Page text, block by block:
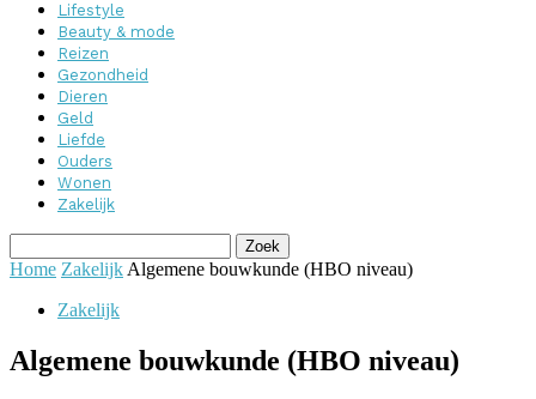
Lifestyle
Beauty & mode
Reizen
Gezondheid
Dieren
Geld
Liefde
Ouders
Wonen
Zakelijk
Home Zakelijk Algemene bouwkunde (HBO niveau)
Zakelijk
Algemene bouwkunde (HBO niveau)